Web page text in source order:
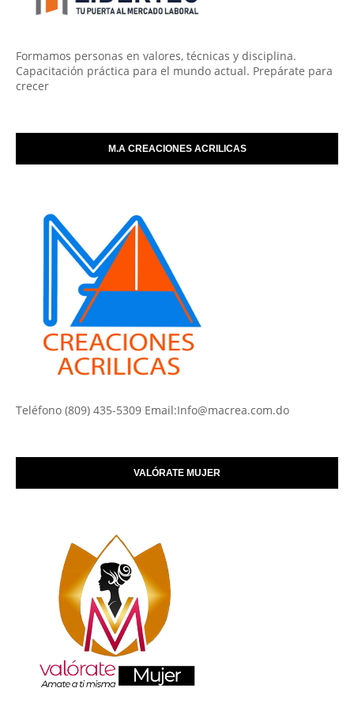
Formamos personas en valores, técnicas y disciplina.
Capacitación práctica para el mundo actual. Prepárate para
crecer
M.A CREACIONES ACRILICAS
Teléfono (809) 435-5309 Email:Info@macrea.com.do
VALÓRATE MUJER